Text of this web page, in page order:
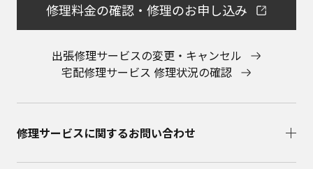
修理料金の確認・修理のお申し込み
出張修理サービスの変更・キャンセル
宅配修理サービス 修理状況の確認
修理サービスに関するお問い合わせ​